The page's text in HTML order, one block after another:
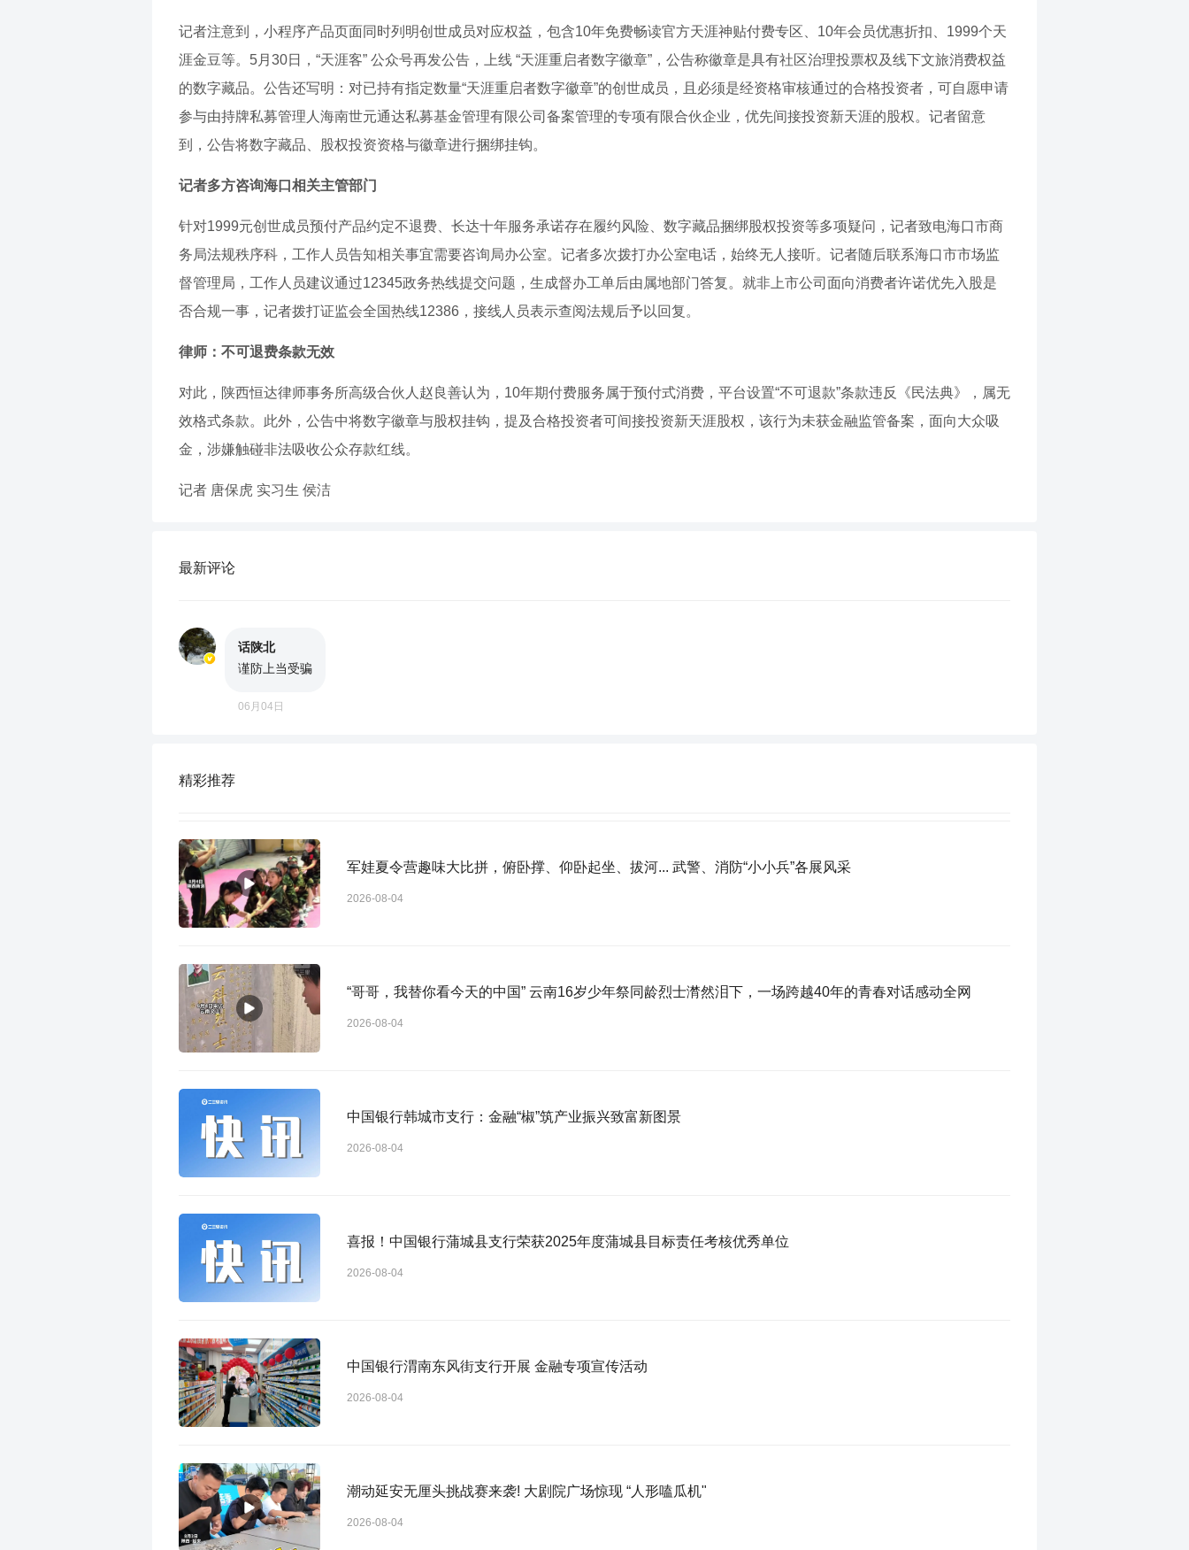
记者注意到，小程序产品页面同时列明创世成员对应权益，包含10年免费畅读官方天涯神贴付费专区、10年会员优惠折扣、1999个天
涯金豆等。5月30日，“天涯客” 公众号再发公告，上线 “天涯重启者数字徽章”，公告称徽章是具有社区治理投票权及线下文旅消费权益
的数字藏品。公告还写明：对已持有指定数量“天涯重启者数字徽章”的创世成员，且必须是经资格审核通过的合格投资者，可自愿申请
参与由持牌私募管理人海南世元通达私募基金管理有限公司备案管理的专项有限合伙企业，优先间接投资新天涯的股权。记者留意
到，公告将数字藏品、股权投资资格与徽章进行捆绑挂钩。
记者多方咨询海口相关主管部门
针对1999元创世成员预付产品约定不退费、长达十年服务承诺存在履约风险、数字藏品捆绑股权投资等多项疑问，记者致电海口市商
务局法规秩序科，工作人员告知相关事宜需要咨询局办公室。记者多次拨打办公室电话，始终无人接听。记者随后联系海口市市场监
督管理局，工作人员建议通过12345政务热线提交问题，生成督办工单后由属地部门答复。就非上市公司面向消费者许诺优先入股是
否合规一事，记者拨打证监会全国热线12386，接线人员表示查阅法规后予以回复。
律师：不可退费条款无效
对此，陕西恒达律师事务所高级合伙人赵良善认为，10年期付费服务属于预付式消费，平台设置“不可退款”条款违反《民法典》，属无
效格式条款。此外，公告中将数字徽章与股权挂钩，提及合格投资者可间接投资新天涯股权，该行为未获金融监管备案，面向大众吸
金，涉嫌触碰非法吸收公众存款红线。
记者 唐保虎 实习生 侯洁
最新评论
话陕北
谨防上当受骗
06月04日
精彩推荐
军娃夏令营趣味大比拼，俯卧撑、仰卧起坐、拔河... 武警、消防“小小兵”各展风采
2026-08-04
“哥哥，我替你看今天的中国” 云南16岁少年祭同龄烈士潸然泪下，一场跨越40年的青春对话感动全网
2026-08-04
中国银行韩城市支行：金融“椒”筑产业振兴致富新图景
2026-08-04
喜报！中国银行蒲城县支行荣获2025年度蒲城县目标责任考核优秀单位
2026-08-04
中国银行渭南东风街支行开展 金融专项宣传活动
2026-08-04
潮动延安无厘头挑战赛来袭! 大剧院广场惊现 “人形嗑瓜机"
2026-08-04